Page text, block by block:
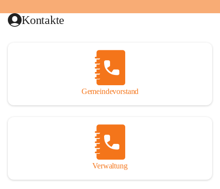
Kontakte
Gemeindevorstand
Verwaltung